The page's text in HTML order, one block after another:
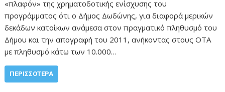
«πλαφόν» της χρηματοδοτικής ενίσχυσης του
προγράμματος ότι ο Δήμος Δωδώνης, για διαφορά μερικών
δεκάδων κατοίκων ανάμεσα στον πραγματικό πληθυσμό του
Δήμου και την απογραφή του 2011, ανήκοντας στους ΟΤΑ
με πληθυσμό κάτω των 10.000…
ΠΕΡΙΣΣΌΤΕΡΑ